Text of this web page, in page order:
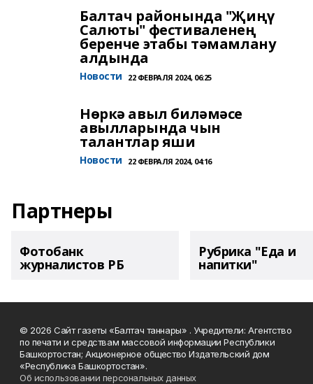
Балтач районында "Җиңү
Салюты" фестиваленең
беренче этабы тәмамлану
алдында
Новости 22 ФЕВРАЛЯ 2024, 06:25
Нөркә авыл биләмәсе
авылларында чын
талантлар яши
Новости 22 ФЕВРАЛЯ 2024, 04:16
Партнеры
Фотобанк
журналистов РБ
Рубрика "Еда и
напитки"
© 2026 Сайт газеты «Балтач таннары» . Учредители: Агентство
по печати и средствам массовой информации Республики
Башкортостан; Акционерное общество Издательский дом
«Республика Башкортостан».
Об использовании персональных данных